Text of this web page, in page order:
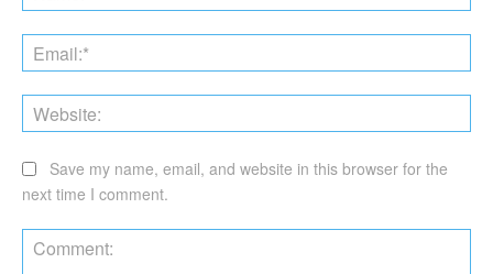
Save my name, email, and website in this browser for the
next time I comment.